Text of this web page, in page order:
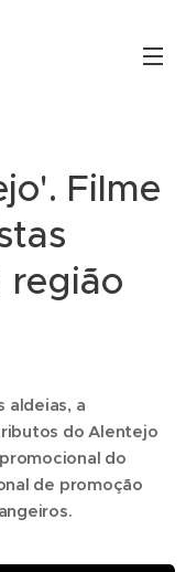
Filme
região
aldeias, a
do Alentejo
do
de promoção